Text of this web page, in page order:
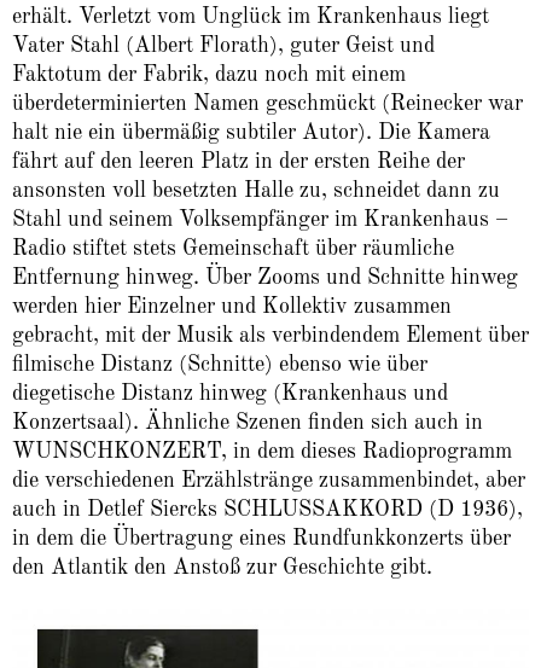
erhält. Verletzt vom Unglück im Krankenhaus liegt
Vater Stahl (Albert Florath), guter Geist und
Faktotum der Fabrik, dazu noch mit einem
überdeterminierten Namen geschmückt (Reinecker war
halt nie ein übermäßig subtiler Autor). Die Kamera
fährt auf den leeren Platz in der ersten Reihe der
ansonsten voll besetzten Halle zu, schneidet dann zu
Stahl und seinem Volksempfänger im Krankenhaus –
Radio stiftet stets Gemeinschaft über räumliche
Entfernung hinweg. Über Zooms und Schnitte hinweg
werden hier Einzelner und Kollektiv zusammen
gebracht, mit der Musik als verbindendem Element über
filmische Distanz (Schnitte) ebenso wie über
diegetische Distanz hinweg (Krankenhaus und
Konzertsaal). Ähnliche Szenen finden sich auch in
WUNSCHKONZERT, in dem dieses Radioprogramm
die verschiedenen Erzählstränge zusammenbindet, aber
auch in Detlef Siercks SCHLUSSAKKORD (D 1936),
in dem die Übertragung eines Rundfunkkonzerts über
den Atlantik den Anstoß zur Geschichte gibt.